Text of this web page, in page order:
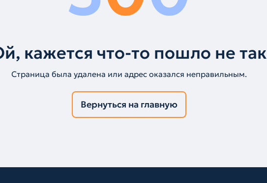
кажется что-то пошло не так
Страница была удалена или адрес оказался неправильным.
Вернуться на главную